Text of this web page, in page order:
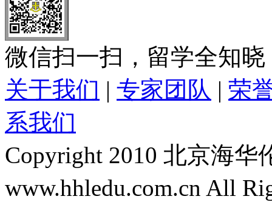
微信扫一扫，留学全知晓
关于我们 | 专家团队 | 荣
系我们
Copyright 2010 北京海
www.hhledu.com.cn All